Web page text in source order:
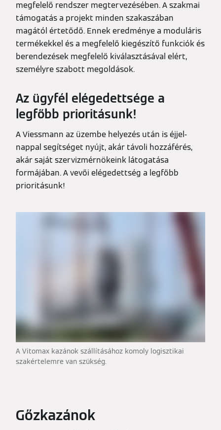
megfelelő rendszer megtervezésében. A szakmai
támogatás a projekt minden szakaszában
magától értetődő. Ennek eredménye a moduláris
termékekkel és a megfelelő kiegészítő funkciók és
berendezések megfelelő kiválasztásával elért,
személyre szabott megoldások.
Az ügyfél elégedettsége a
legfőbb prioritásunk!
A Viessmann az üzembe helyezés után is éjjel-
nappal segítséget nyújt, akár távoli hozzáférés,
akár saját szervizmérnökeink látogatása
formájában. A vevői elégedettség a legfőbb
prioritásunk!
A Vitomax kazánok szállításához komoly logisztikai
szakértelemre van szükség.
Gőzkazánok